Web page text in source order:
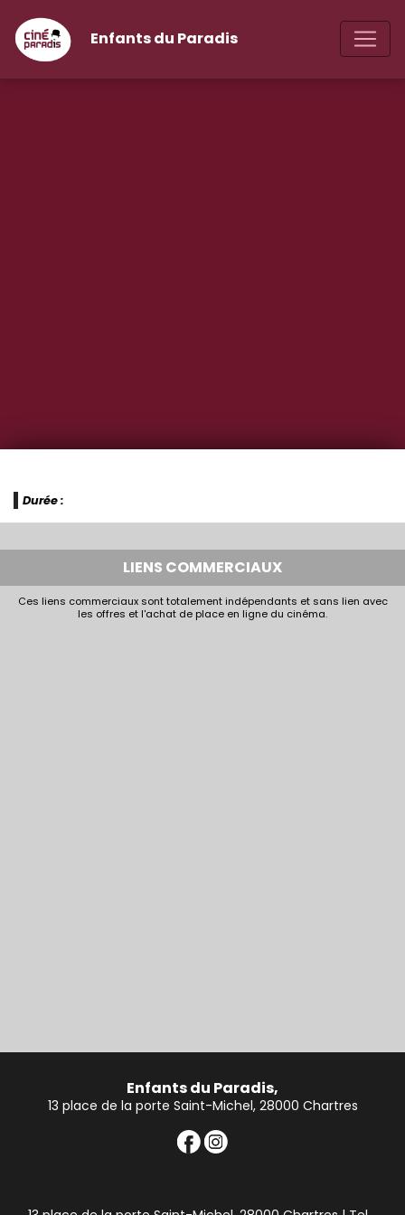
Enfants du Paradis
Durée :
LIENS COMMERCIAUX
Ces liens commerciaux sont totalement indépendants et sans lien avec
les offres et l'achat de place en ligne du cinéma.
Enfants du Paradis,
13 place de la porte Saint-Michel, 28000 Chartres